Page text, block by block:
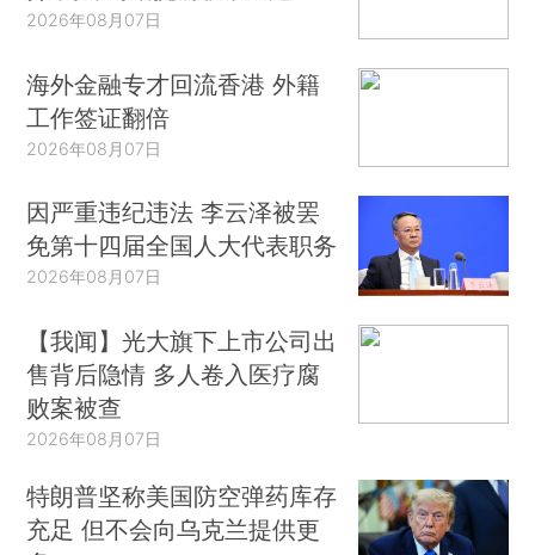
2026年08月07日
海外金融专才回流香港 外籍
工作签证翻倍
2026年08月07日
因严重违纪违法 李云泽被罢
免第十四届全国人大代表职务
2026年08月07日
【我闻】光大旗下上市公司出
售背后隐情 多人卷入医疗腐
败案被查
2026年08月07日
特朗普坚称美国防空弹药库存
充足 但不会向乌克兰提供更